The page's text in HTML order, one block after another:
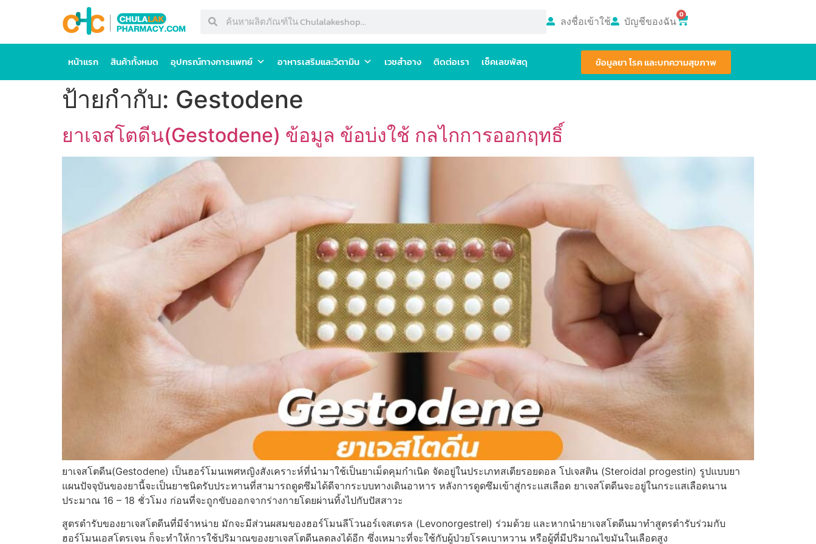
ลงชื่อเข้าใช้ บัญชีของฉัน 0
หน้าแรก สินค้าทั้งหมด อุปกรณ์ทางการแพทย์ อาหารเสริมและวิตามิน เวชสำอาง ติดต่อเรา เช็คเลขพัสดุ ข้อมูลยา โรค และบทความสุขภาพ
ป้ายกำกับ: Gestodene
ยาเจสโตดีน(Gestodene) ข้อมูล ข้อบ่งใช้ กลไกการออกฤทธิ์
ยาเจสโตดีน(Gestodene) เป็นฮอร์โมนเพศหญิงสังเคราะห์ที่นำมาใช้เป็นยาเม็ดคุมกำเนิด จัดอยู่ในประเภทสเตียรอยดอล โปเจสติน (Steroidal progestin) รูปแบบยา
แผนปัจจุบันของยานี้จะเป็นยาชนิดรับประทานที่สามารถดูดซึมได้ดีจากระบบทางเดินอาหาร หลังการดูดซึมเข้าสู่กระแสเลือด ยาเจสโตดีนจะอยู่ในกระแสเลือดนาน
ประมาณ 16 – 18 ชั่วโมง ก่อนที่จะถูกขับออกจากร่างกายโดยผ่านทิ้งไปกับปัสสาวะ
สูตรตำรับของยาเจสโตดีนที่มีจำหน่าย มักจะมีส่วนผสมของฮอร์โมนลีโวนอร์เจสเตรล (Levonorgestrel) ร่วมด้วย และหากนำยาเจสโตดีนมาทำสูตรตำรับร่วมกับ
ฮอร์โมนเอสโตรเจน ก็จะทำให้การใช้ปริมาณของยาเจสโตดีนลดลงได้อีก ซึ่งเหมาะที่จะใช้กับผู้ป่วยโรคเบาหวาน หรือผู้ที่มีปริมาณไขมันในเลือดสูง